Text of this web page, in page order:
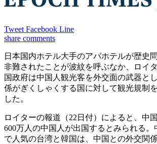
Tweet Facebook Line
share comments
日本国内ホテル大手のアパホテルが歴史
非難されたことが波紋を呼ぶなか、ロイ
国政府は中国人観光客を外交面の武器と
係がぎくしゃくする国に対して観光規制
した。
ロイターの報道（22日付）によると、中
600万人の中国人が出国するとみられる。
で人気の台湾と韓国は、中国との外交関